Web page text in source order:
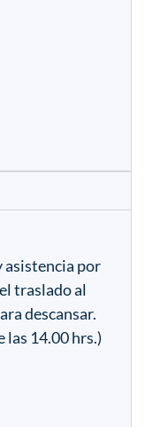
asistencia por
traslado al
descansar.
14.00 hrs.)